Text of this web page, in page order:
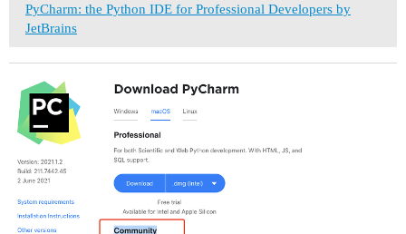
PyCharm: the Python IDE for Professional Developers by
JetBrains